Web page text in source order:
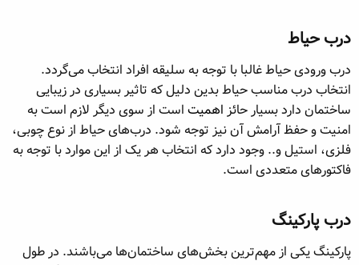
درب حیاط​
درب ورودی حیاط غالبا با توجه به سلیقه افراد انتخاب می‌گردد.
انتخاب درب مناسب حیاط بدین دلیل که تاثیر بسیاری در زیبایی
ساختمان دارد بسیار حائز اهمیت است از سوی دیگر لازم است به
امنیت و حفظ آرامش آن نیز توجه شود. درب‌های حیاط از نوع چوبی،
فلزی، استیل و.. وجود دارد که انتخاب هر یک از این موارد با توجه به
فاکتورهای متعددی است.
درب پارکینگ​
پارکینگ یکی از مهم‌ترین بخش‌های ساختمان‌ها می‌باشند. در طول